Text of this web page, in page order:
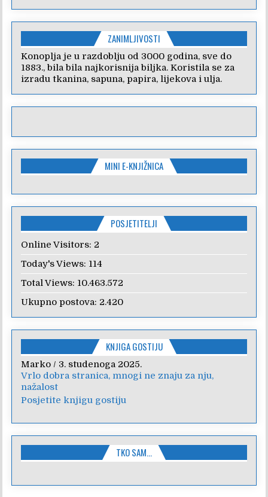
ZANIMLJIVOSTI
Konoplja je u razdoblju od 3000 godina, sve do
1883., bila bila najkorisnija biljka. Koristila se za
izradu tkanina, sapuna, papira, lijekova i ulja.
MINI E-KNJIŽNICA
POSJETITELJI
Online Visitors: 2
Today's Views: 114
Total Views: 10.463.572
Ukupno postova: 2.420
KNJIGA GOSTIJU
Marko / 3. studenoga 2025.
Vrlo dobra stranica, mnogi ne znaju za nju,
nažalost
Anica/7. veljače 2024.
Poštovanje, draga kolegice! Hvala Vam na
nesebičnom radu i promoviranju...
Posjetite knjigu gostiju
TKO SAM…